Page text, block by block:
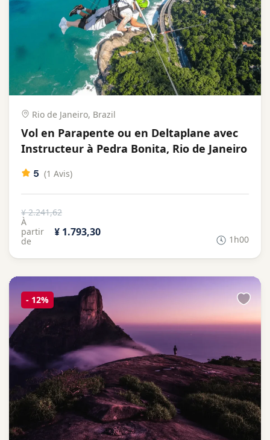
Rio de Janeiro, Brazil
Vol en Parapente ou en Deltaplane avec
Instructeur à Pedra Bonita, Rio de Janeiro
5 (1 Avis)
¥ 2.241,62
À
partir
de
¥ 1.793,30
1h00
- 12%